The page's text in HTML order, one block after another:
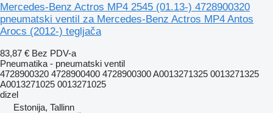
Mercedes-Benz Actros MP4 2545 (01.13-) 4728900320
pneumatski ventil za Mercedes-Benz Actros MP4 Antos
Arocs (2012-) tegljača
83,87 € Bez PDV-a
Pneumatika - pneumatski ventil
4728900320 4728900400 4728900300 A0013271325 0013271325
A0013271025 0013271025
dizel
Estonija, Tallinn